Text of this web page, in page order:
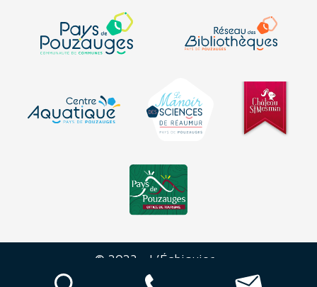
© 2023 - L’Échiquier -
Déclaration sur